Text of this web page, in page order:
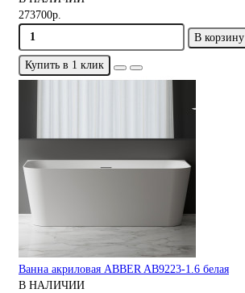
273700р.
В корзину
Купить в 1 клик
Ванна акриловая ABBER AB9223-1.6 белая
В НАЛИЧИИ